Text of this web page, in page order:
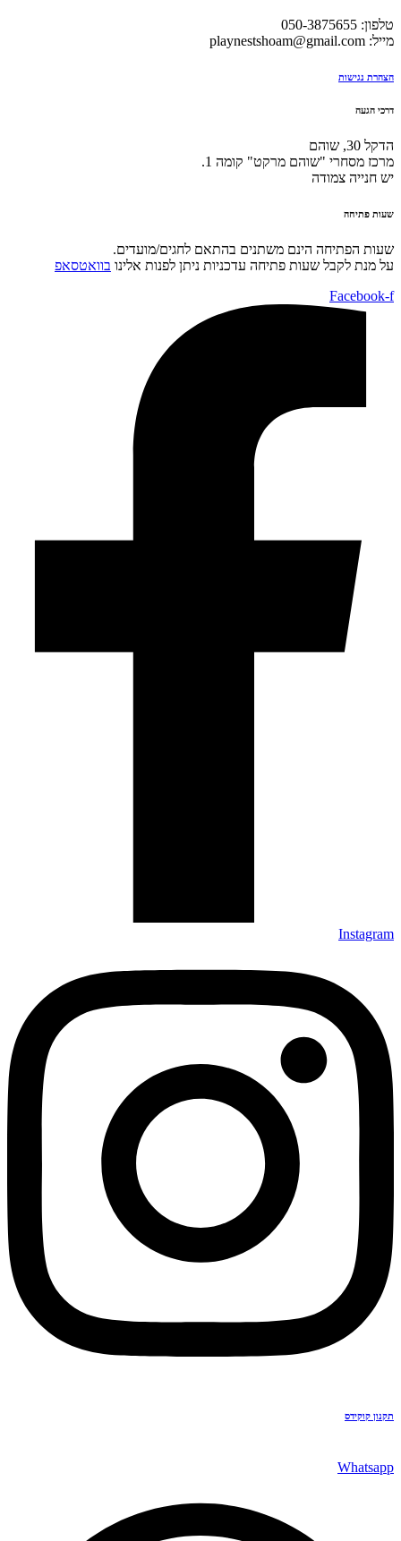
טלפון: 050-3875655
מייל: playnestshoam@gmail.com
הצהרת נגישות
דרכי הגעה
הדקל 30, שוהם
מרכז מסחרי "שוהם מרקט" קומה 1.
יש חנייה צמודה
שעות פתיחה
שעות הפתיחה הינם משתנים בהתאם לחגים/מועדים.
על מנת לקבל שעות פתיחה עדכניות ניתן לפנות אלינו בוואטסאפ
Facebook-f
Instagram
תקנון קוקידס
Whatsapp